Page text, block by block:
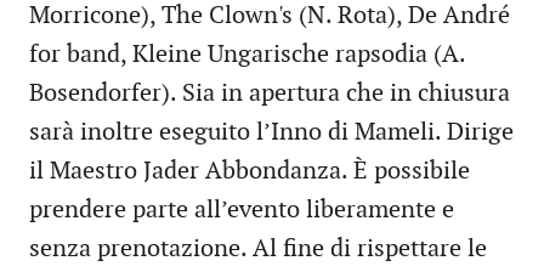
Morricone), The Clown's (N. Rota), De André
for band, Kleine Ungarische rapsodia (A.
Bosendorfer). Sia in apertura che in chiusura
sarà inoltre eseguito l’Inno di Mameli. Dirige
il Maestro Jader Abbondanza. È possibile
prendere parte all’evento liberamente e
senza prenotazione. Al fine di rispettare le